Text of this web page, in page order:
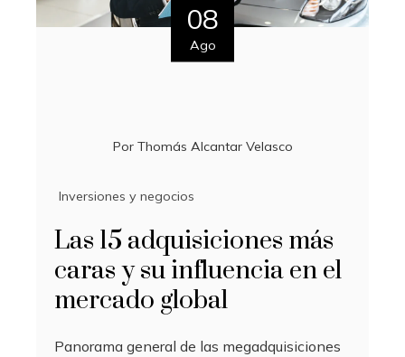
08
Ago
Por Thomás Alcantar Velasco
Inversiones y negocios
Las 15 adquisiciones más
caras y su influencia en el
mercado global
Panorama general de las megadquisiciones